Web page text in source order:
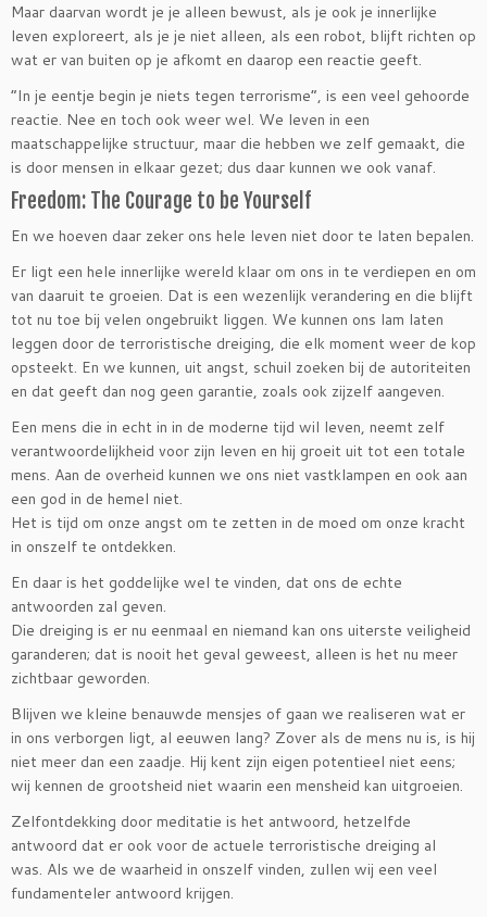
Maar daarvan wordt je je alleen bewust, als je ook je innerlijke
leven exploreert, als je je niet alleen, als een robot, blijft richten op
wat er van buiten op je afkomt en daarop een reactie geeft.
“In je eentje begin je niets tegen terrorisme”, is een veel gehoorde
reactie. Nee en toch ook weer wel. We leven in een
maatschappelijke structuur, maar die hebben we zelf gemaakt, die
is door mensen in elkaar gezet; dus daar kunnen we ook vanaf.
Freedom: The Courage to be Yourself
En we hoeven daar zeker ons hele leven niet door te laten bepalen.
Er ligt een hele innerlijke wereld klaar om ons in te verdiepen en om
van daaruit te groeien. Dat is een wezenlijk verandering en die blijft
tot nu toe bij velen ongebruikt liggen. We kunnen ons lam laten
leggen door de terroristische dreiging, die elk moment weer de kop
opsteekt. En we kunnen, uit angst, schuil zoeken bij de autoriteiten
en dat geeft dan nog geen garantie, zoals ook zijzelf aangeven.
Een mens die in echt in in de moderne tijd wil leven, neemt zelf
verantwoordelijkheid voor zijn leven en hij groeit uit tot een totale
mens. Aan de overheid kunnen we ons niet vastklampen en ook aan
een god in de hemel niet.
Het is tijd om onze angst om te zetten in de moed om onze kracht
in onszelf te ontdekken.
En daar is het goddelijke wel te vinden, dat ons de echte
antwoorden zal geven.
Die dreiging is er nu eenmaal en niemand kan ons uiterste veiligheid
garanderen; dat is nooit het geval geweest, alleen is het nu meer
zichtbaar geworden.
Blijven we kleine benauwde mensjes of gaan we realiseren wat er
in ons verborgen ligt, al eeuwen lang? Zover als de mens nu is, is hij
niet meer dan een zaadje. Hij kent zijn eigen potentieel niet eens;
wij kennen de grootsheid niet waarin een mensheid kan uitgroeien.
Zelfontdekking door meditatie is het antwoord, hetzelfde
antwoord dat er ook voor de actuele terroristische dreiging al
was. Als we de waarheid in onszelf vinden, zullen wij een veel
fundamenteler antwoord krijgen.